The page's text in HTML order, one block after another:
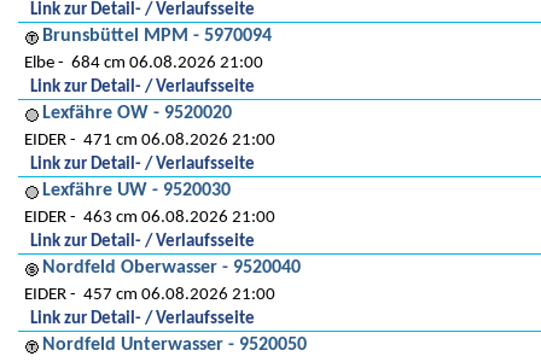
Link zur Detail- / Verlaufsseite
Brunsbüttel MPM - 5970094
Elbe
684 cm 06.08.2026 21:00
Link zur Detail- / Verlaufsseite
Lexfähre OW - 9520020
EIDER
471 cm 06.08.2026 21:00
Link zur Detail- / Verlaufsseite
Lexfähre UW - 9520030
EIDER
463 cm 06.08.2026 21:00
Link zur Detail- / Verlaufsseite
Nordfeld Oberwasser - 9520040
EIDER
457 cm 06.08.2026 21:00
Link zur Detail- / Verlaufsseite
Nordfeld Unterwasser - 9520050